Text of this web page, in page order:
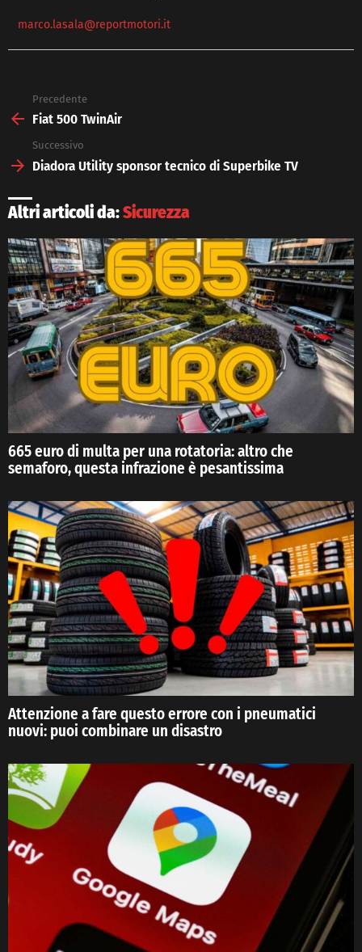
marco.lasala@reportmotori.it
more
Precedente
Fiat 500 TwinAir
Successivo
Diadora Utility sponsor tecnico di Superbike TV
Altri articoli da:Sicurezza
665 euro di multa per una rotatoria: altro che
semaforo, questa infrazione è pesantissima
Attenzione a fare questo errore con i pneumatici
nuovi: puoi combinare un disastro